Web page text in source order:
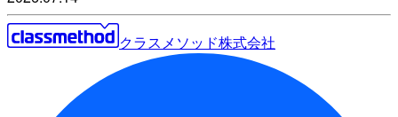
クラスメソッド株式会社